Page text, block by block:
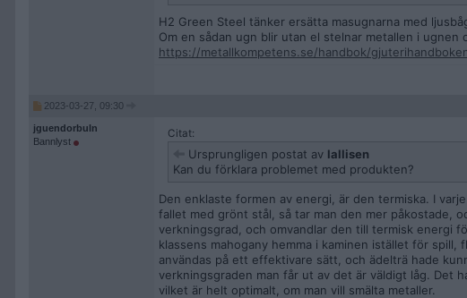
H2 Green Steel tänker ersätta masugnarna med
Om en sådan ugn blir utan el stelnar metallen i
https://metallkompetens.se/handbok/
2023-03-27, 09:30
jguendorbuln
Bannlyst
Citat:
Ursprungligen postat av lallisen
Kan du förklara problemet med produkten?
Den enklaste formen av energi, är den termiska. I
fallet med grönt stål, så tar man den mer påkostade,
verkningsgrad, och omvandlar den till termisk energi
klassens mahogany hemma i kaminen istället för
användas på ett effektivare sätt, och ädelträ hade
verkningsgraden man får ut av det är väldigt låg. Det
vilket är helt optimalt, om man vill smälta metaller.